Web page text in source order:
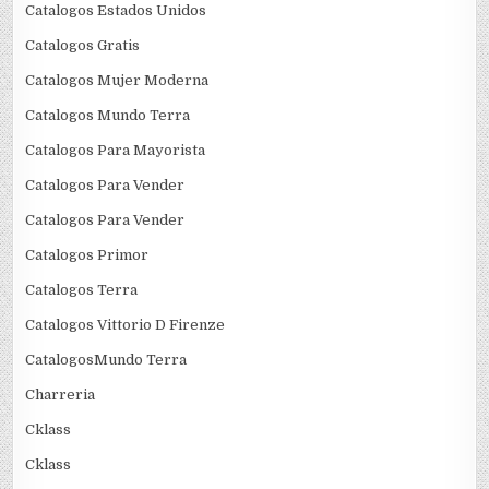
Catalogos Estados Unidos
Catalogos Gratis
Catalogos Mujer Moderna
Catalogos Mundo Terra
Catalogos Para Mayorista
Catalogos Para Vender
Catalogos Para Vender
Catalogos Primor
Catalogos Terra
Catalogos Vittorio D Firenze
CatalogosMundo Terra
Charreria
Cklass
Cklass